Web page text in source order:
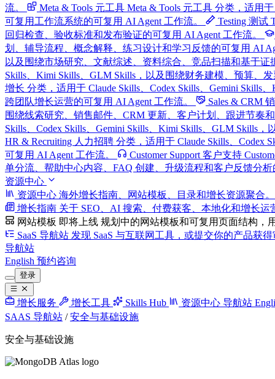
流。
Meta & Tools 元工具 Meta & Tools 元工具 分类，适用
可复用工作流系统的可复用 AI Agent 工作流。
Testing 测试
回归检查、验收标准和发布验证的可复用 AI Agent 工作流。
划、辅导流程、概念解释、练习设计和学习反馈的可复用 AI
以及围绕市场研究、文献综述、资料综合、竞品扫描和基于证
Skills、Kimi Skills、GLM Skills，以及围绕财务建模、预算、
增长 分类，适用于 Claude Skills、Codex Skills、Gemini
跨团队增长运营的可复用 AI Agent 工作流。
Sales & CRM
围绕线索研究、销售邮件、CRM 更新、客户计划、跟进节奏
Skills、Codex Skills、Gemini Skills、Kimi Skills、GLM Skills
HR & Recruiting 人力招聘 分类，适用于 Claude Skills、
可复用 AI Agent 工作流。
Customer Support 客户支持
单分流、帮助中心内容、FAQ 创建、升级流程和客户反馈分
资源中心
资源中心 海外增长指南、网站模板、目录和增长资源聚合。
增长指南 关于 SEO、AI 搜索、付费获客、本地化和增长运
网站模板 即将上线 规划中的网站模板和可复用页面结构，
SaaS 导航站 发现 SaaS 与互联网工具，或提交你的产品获
导航站
English 预约咨询
登录
增长服务 增长工具 Skills Hub 资源中心 导航站
SAAS 导航站 / 安全与基础设施
安全与基础设施